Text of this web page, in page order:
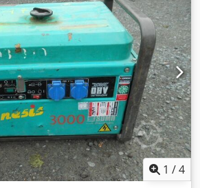
6 086 cm³ Výkon: 89 kW (121 k)
6válcový vodou chlazený Deutz
automatická Pneumatiky:
21 mm, vzadu 18 mm ID 7033
fotografie na vyžádání. Tento
a může obsahovat chyby. Za
1 /4